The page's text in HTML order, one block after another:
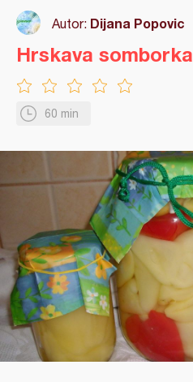
Autor: Dijana Popovic
60 min
Hrskava somborka